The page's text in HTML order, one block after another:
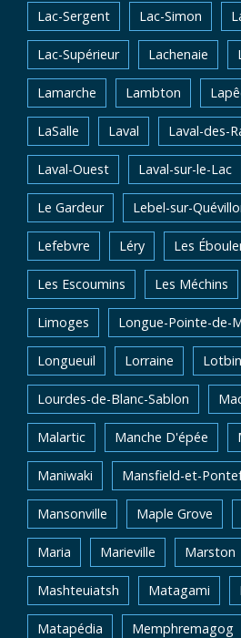
Lac-Sergent Lac-Simon
Lac-Supérieur Lachenaie
Lamarche Lambton
LaSalle Laval Laval-des-
Laval-Ouest Laval-sur-le-Lac
Le Gardeur Lebel-sur-
Lefebvre Léry Les
Les Escoumins Les Méchins
Limoges Longue-Pointe-de-
Longueuil Lorraine
Lourdes-de-Blanc-Sablon
Malartic Manche D'épée
Maniwaki Mansfield-et-
Mansonville Maple Grove
Maria Marieville Marston
Mashteuiatsh Matagami
Matapédia Memphremagog